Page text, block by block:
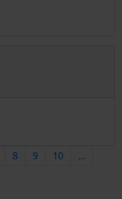
8 9 10 ...